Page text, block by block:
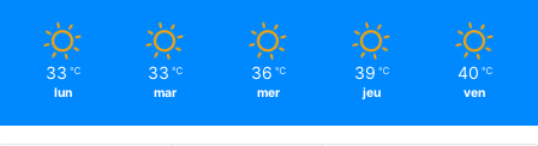
33 ℃
lun
33 ℃
mar
36 ℃
mer
39 ℃
jeu
40 ℃
ven